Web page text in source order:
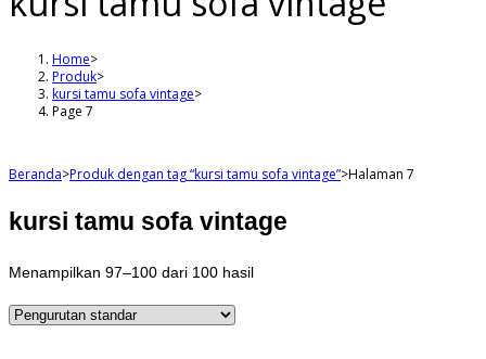
Home>
Produk>
kursi tamu sofa vintage>
Page 7
Beranda>Produk dengan tag “kursi tamu sofa vintage”>Halaman 7
kursi tamu sofa vintage
Menampilkan 97–100 dari 100 hasil